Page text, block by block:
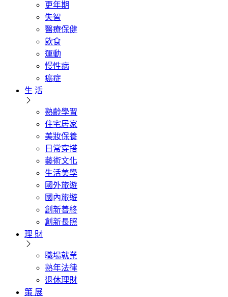
更年期
失智
醫療保健
飲食
運動
慢性病
癌症
生 活
熟齡學習
住宅居家
美妝保養
日常穿搭
藝術文化
生活美學
國外旅遊
國內旅遊
創新善終
創新長照
理 財
職場就業
熟年法律
退休理財
策 展